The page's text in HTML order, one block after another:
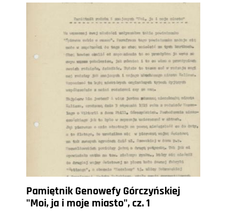
Pamiętnik Genowefy Górczyńskiej
"Moi, ja i moje miasto", cz. 1